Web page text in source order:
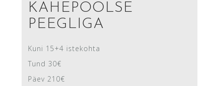
KAHEPOOLSE
PEEGLIGA
Kuni 15+4 istekohta
Tund 30€
Päev 210€